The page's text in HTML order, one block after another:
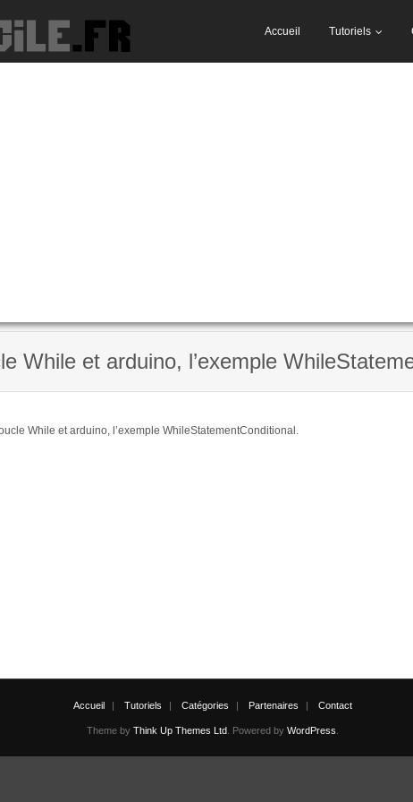
Accueil Tutoriels
While et arduino, l’exemple
While et arduino, l’exemple WhileStatementConditional.
Accueil Tutoriels Catégories Partenaires Contact
Theme by Think Up Themes Ltd . Powered by WordPress